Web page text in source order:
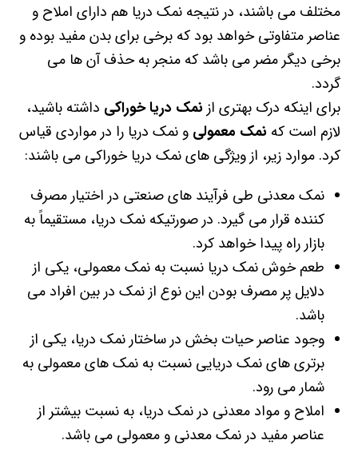
مختلف می باشند، در نتیجه نمک دریا هم دارای املاح و
عناصر متفاوتی خواهد بود که برخی برای بدن مفید بوده و
برخی دیگر مضر می باشد که منجر به حذف آن ها می
گردد.
برای اینکه درک بهتری از نمک دریا خوراکی داشته باشید،
لازم است که نمک معمولی و نمک دریا را در مواردی قیاس
کرد. موارد زیر، از ویژگی های نمک دریا خوراکی می باشند:
نمک معدنی طی فرآیند های صنعتی در اختیار مصرف
کننده قرار می گیرد. در صورتیکه نمک دریا، مستقیماً به
بازار راه پیدا خواهد کرد.
طعم خوش نمک دریا نسبت به نمک معمولی، یکی از
دلایل پر مصرف بودن این نوع از نمک در بین افراد می
باشد.
وجود عناصر حیات بخش در ساختار نمک دریا، یکی از
برتری های نمک دریایی نسبت به نمک های معمولی به
شمار می رود.
املاح و مواد معدنی در نمک دریا، به نسبت بیشتر از
عناصر مفید در نمک معدنی و معمولی می باشد.